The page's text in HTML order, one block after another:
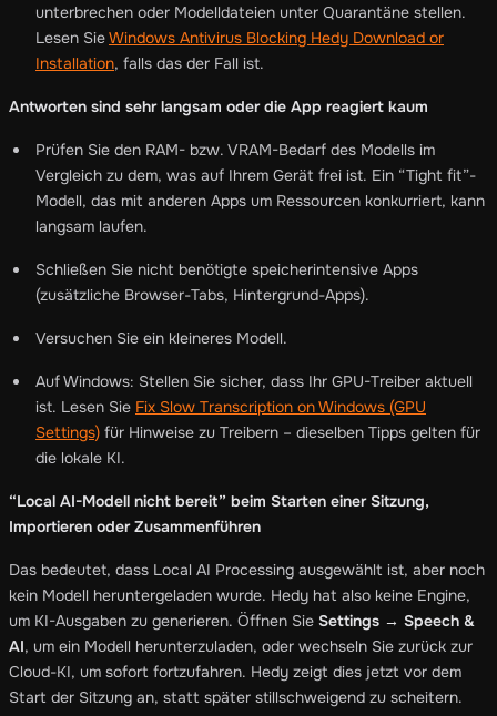
unterbrechen oder Modelldateien unter Quarantäne stellen.
Lesen SieWindows Antivirus Blocking Hedy Download or
Installation, falls das der Fall ist.
Antworten sind sehr langsam oder die App reagiert kaum
Prüfen Sie den RAM- bzw. VRAM-Bedarf des Modells im
Vergleich zu dem, was auf Ihrem Gerät frei ist. Ein “Tight fit”-
Modell, das mit anderen Apps um Ressourcen konkurriert, kann
langsam laufen.
Schließen Sie nicht benötigte speicherintensive Apps
(zusätzliche Browser-Tabs, Hintergrund-Apps).
Versuchen Sie ein kleineres Modell.
Auf Windows: Stellen Sie sicher, dass Ihr GPU-Treiber aktuell
ist. Lesen Sie Fix Slow Transcription on Windows (GPU
Settings) für Hinweise zu Treibern – dieselben Tipps gelten für
die lokale KI.
“Local AI-Modell nicht bereit” beim Starten einer Sitzung,
Importieren oder Zusammenführen
Das bedeutet, dass Local AI Processing ausgewählt ist, aber noch
kein Modell heruntergeladen wurde. Hedy hat also keine Engine,
um KI-Ausgaben zu generieren. Öffnen Sie Settings → Speech &
AI, um ein Modell herunterzuladen, oder wechseln Sie zurück zur
Cloud-KI, um sofort fortzufahren. Hedy zeigt dies jetzt vor dem
Start der Sitzung an, statt später stillschweigend zu scheitern.